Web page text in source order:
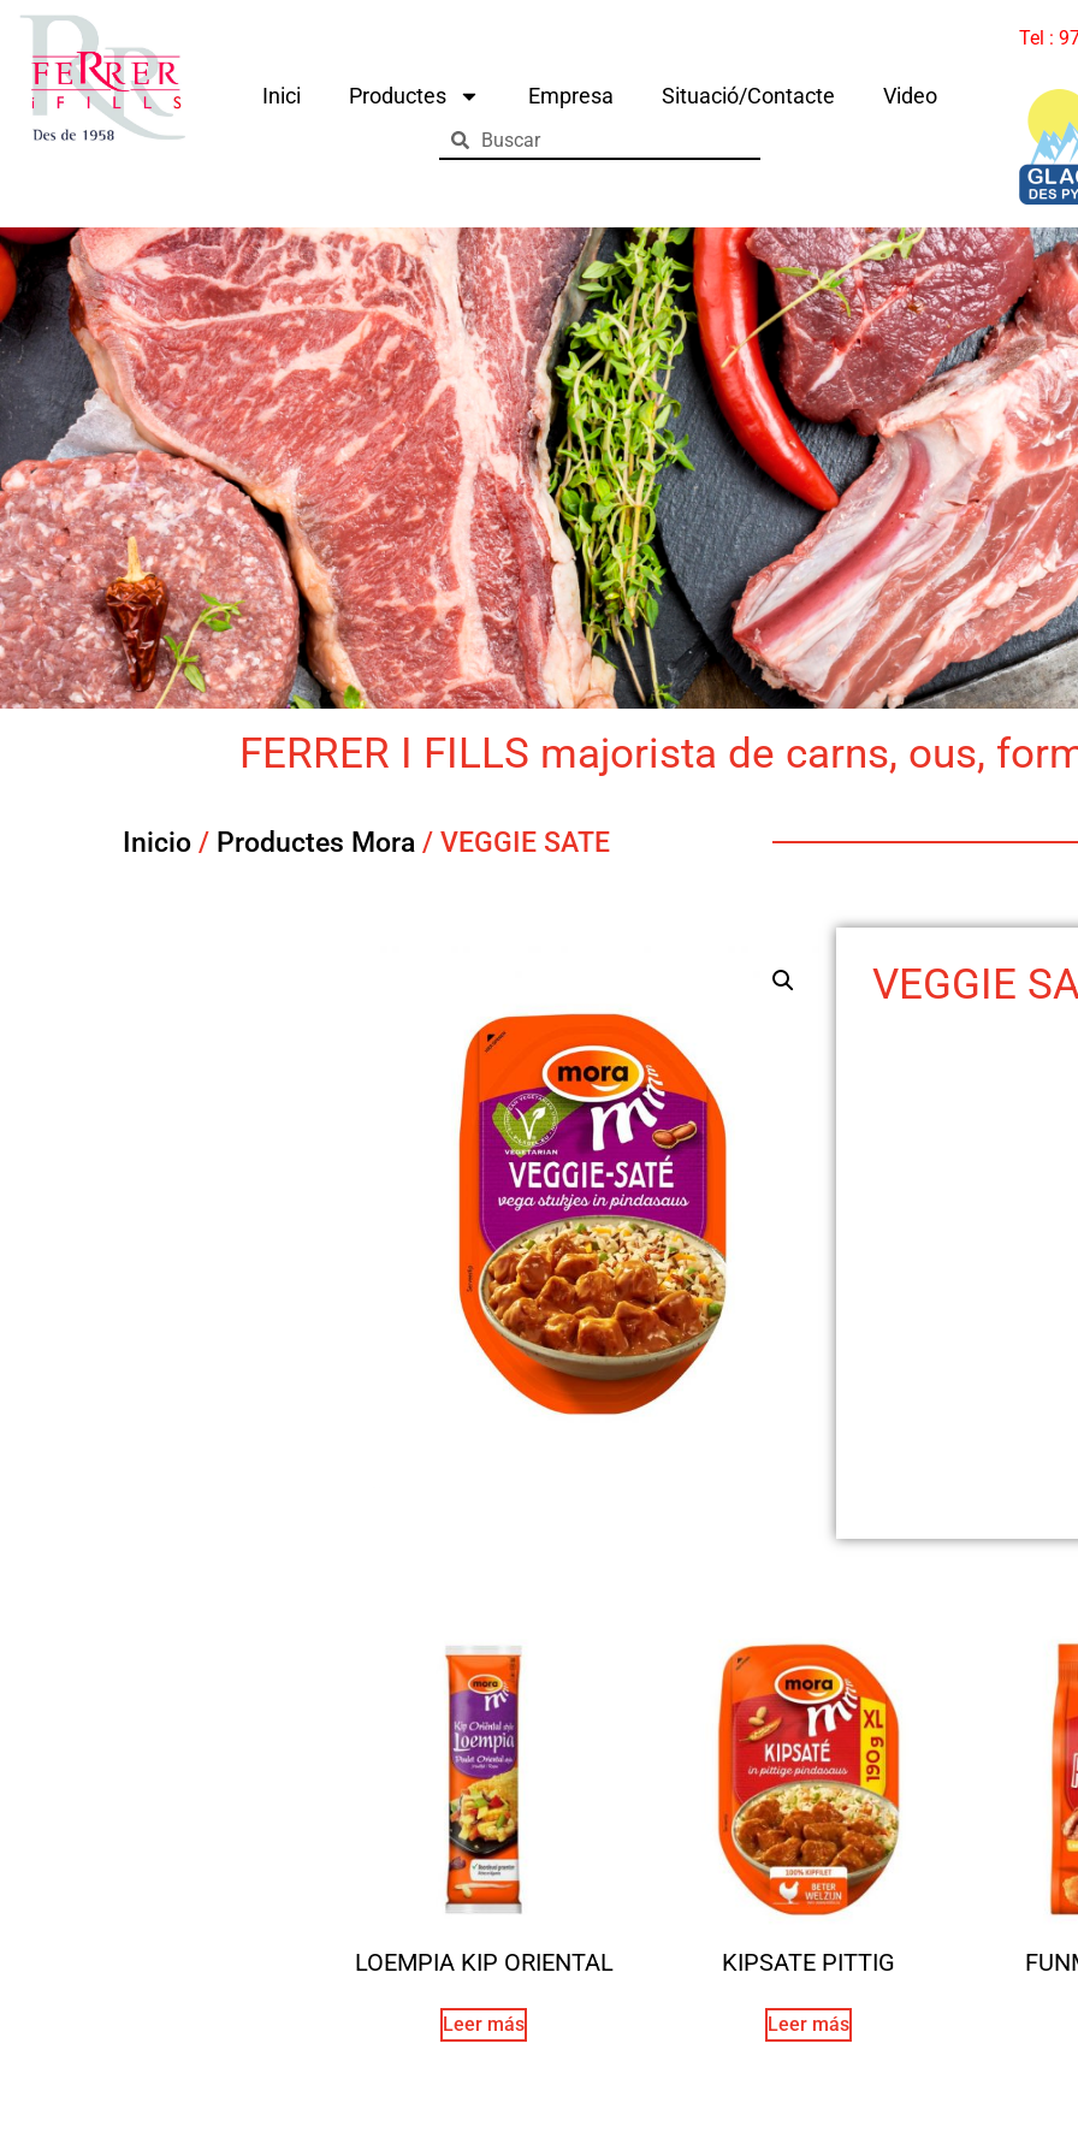
Inici Productes Empresa Situació/Contacte Video
Tel :
FERRER I FILLS majorista de carns, ous,
Inicio / Productes Mora / VEGGIE SATE
VEGGIE
LOEMPIA KIP ORIENTAL
Leer más
KIPSATE PITTIG
Leer más